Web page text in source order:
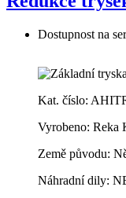
Dostupnost na
Kat. číslo:
Vyrobeno: Reka
Země původu:
Náhradní dily: